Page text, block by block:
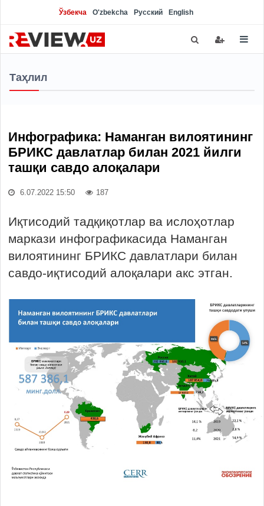
Ўзбекча O'zbekcha Русский English
Таҳлил
Инфографика: Наманган вилоятининг
БРИКС давлатлар билан 2021 йилги
ташқи савдо алоқалари
6.07.2022 15:50 187
Иқтисодий тадқиқотлар ва ислоҳотлар
маркази инфографикасида Наманган
вилоятининг БРИКС давлатлари билан
савдо-иқтисодий алоқалари акс этган.